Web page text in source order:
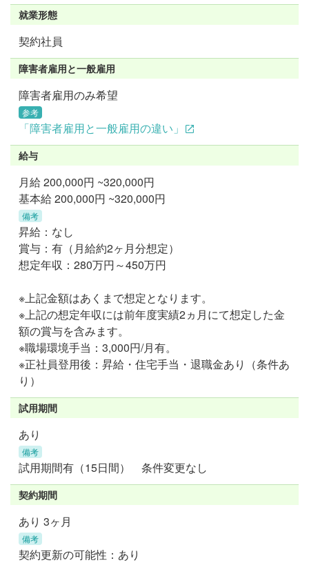
就業形態
契約社員
障害者雇用と一般雇用
障害者雇用のみ希望
参考
「障害者雇用と一般雇用の違い」
給与
月給200,000円 ~320,000円
基本給 200,000円 ~320,000円
備考
昇給：なし
賞与：有（月給約2ヶ月分想定）
想定年収：280万円～450万円
※上記金額はあくまで想定となります。
※上記の想定年収には前年度実績2ヵ月にて想定した金
額の賞与を含みます。
※職場環境手当：3,000円/月有。
※正社員登用後：昇給・住宅手当・退職金あり（条件あ
り）
試用期間
あり
備考
試用期間有（15日間） 条件変更なし
契約期間
あり 3ヶ月
備考
契約更新の可能性：あり